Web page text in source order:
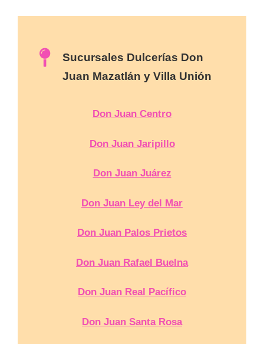
Sucursales Dulcerías Don
Juan Mazatlán y Villa Unión
Don Juan Centro
Don Juan Jaripillo
Don Juan Juárez
Don Juan Ley del Mar
Don Juan Palos Prietos
Don Juan Rafael Buelna
Don Juan Real Pacífico
Don Juan Santa Rosa